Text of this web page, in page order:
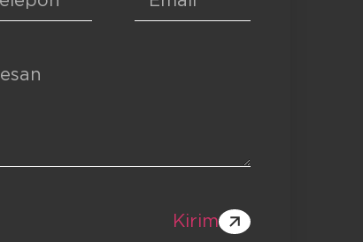
Kirim